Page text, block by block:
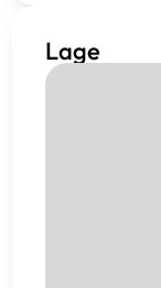
Lage